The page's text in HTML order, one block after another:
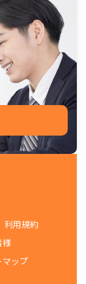
利用規約
様
マップ